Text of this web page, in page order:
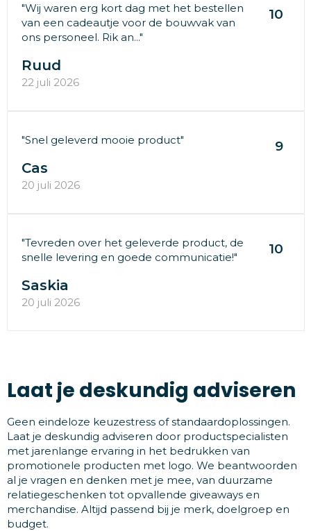
"Wij waren erg kort dag met het bestellen
van een cadeautje voor de bouwvak van
ons personeel. Rik an..."
10
Ruud
22 juli 2026
"Snel geleverd mooie product" 9
Cas
20 juli 2026
"Tevreden over het geleverde product, de
snelle levering en goede communicatie!"
10
Saskia
20 juli 2026
Laat je deskundig adviseren
Geen eindeloze keuzestress of standaardoplossingen.
Laat je deskundig adviseren door productspecialisten
met jarenlange ervaring in het bedrukken van
promotionele producten met logo. We beantwoorden
al je vragen en denken met je mee, van duurzame
relatiegeschenken tot opvallende giveaways en
merchandise. Altijd passend bij je merk, doelgroep en
budget.